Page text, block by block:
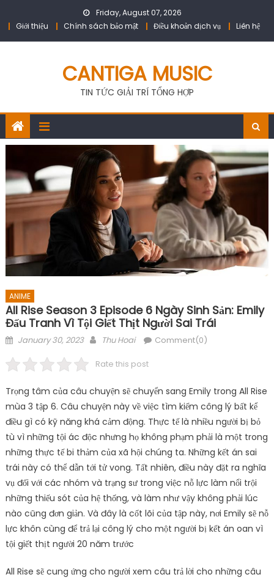
Friday, August 07, 2026
Giới thiệu
Chính sách bảo mật Điều khoản dịch vụ Liên hệ
CANTIGA MUSIC
TIN TỨC GIẢI TRÍ TỔNG HỢP
ANIME
All Rise Season 3 Episode 6 Ngày Sinh Sản: Emily
Đấu Tranh Vì Tội Giết Thịt Người Sai Trái
Posted
January 30, 2023 Author
Thu Hoai Comment(0)
Rate this post
Trọng tâm của câu chuyện sẽ chuyển sang Emily trong All Rise
mùa 3 tập 6. Câu chuyện này về việc tìm kiếm công lý bất kể
điều gì có kỹ năng khá cảm động. Thực tế là nhiều người bị bỏ
tù vì những tội ác độc nhưng họ không phạm phải là một trong
những thực tế bi thảm của xã hội chúng ta. Những kết án sai
trái này có thể dẫn tới tử vong. Tất nhiên, điều này đặt ra nghĩa
vụ đối với các nhóm và trạng sư trong việc nỗ lực làm nổi trội
những thiếu sót của hệ thống, và làm như vậy không phải lúc
nào cũng đơn giản. Và đây là cốt lõi của tập này, nơi Emily sẽ nỗ
lực khôn cùng để trả lại công lý cho một người bị kết án oan vì
tội giết thịt người 20 năm trước
All Rise sẽ cung ứng cho người xem câu trả lời cho những câu